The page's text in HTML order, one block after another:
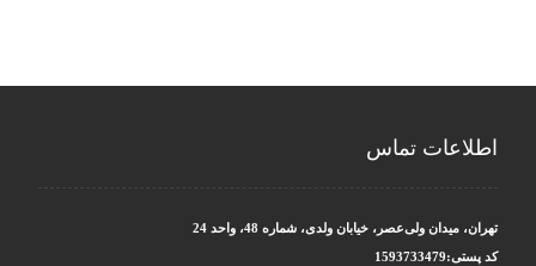
اطلاعات تماس
تهران، میدان ولی‌عصر، خیابان ولدی، شماره 48، واحد 24
کد پستی:1593733479